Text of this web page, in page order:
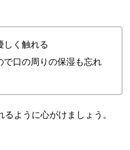
しく触れる
で口の周りの保湿も忘れ
ように心がけましょう。